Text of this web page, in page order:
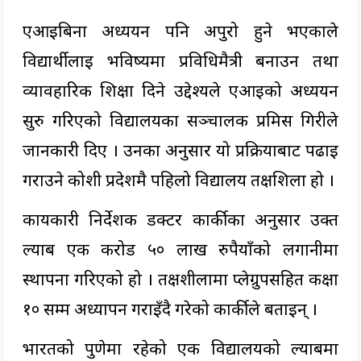
एआइबिना अध्ययन पनि अपुरो हुने भएकाले
विद्यार्थीलाई भविष्यमा प्रविधिमैत्री बनाउन तथा
व्यावहारिक शिक्षा दिने उद्देश्यले एआइको अध्ययन
सुरु गरिएको विद्यालयका सञ्चालक प्रमिस गिरीले
जानकारी दिए । उनका अनुसार यो प्रक्रियाबाट पढाइ
गराउने कोशी प्रदेशमै पहिलो विद्यालय तक्षशिला हो ।
कार्यकारी निर्देशक डक्टर कार्कीका अनुसार उक्त
ल्याब एक करोड ५० लाख रुपैयाँको लगानीमा
स्थापना गरिएको हो । तक्षशीलामा प्लेग्रुपसहित कक्षा
१० सम्म अध्यापन गराइँदै गरेको कार्कीले बताइन् ।
भारतको पुणेमा रहेको एक विद्यालयको ल्याबमा